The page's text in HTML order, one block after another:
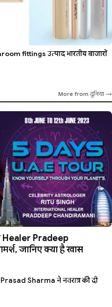
fittings उत्पाद भारतीय बाजारों
More from दुनिया →
Pradeep
जानिए क्या है खास
Sharma ने नवरात्र की दी